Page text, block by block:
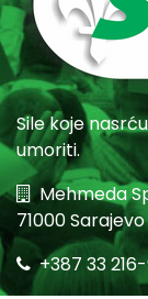
Sile koje
umoriti.
Mehmeda
71000 Sarajevo
+387 33